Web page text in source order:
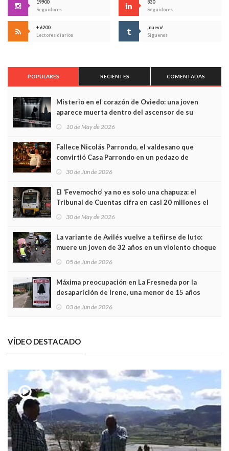
19900
Seguidores
830
Seguidores
+ 6200
Lectores diarios
¡nuevo!
Síguenos
POPULARES RECIENTES COMENTADAS
Misterio en el corazón de Oviedo: una joven
aparece muerta dentro del ascensor de su
edificio y las cámaras captan sus últimos minutos
10 de May de 2026
Fallece Nicolás Parrondo, el valdesano que
convirtió Casa Parrondo en un pedazo de
Asturias en Madrid
30 de Jun de 2026
El ‘Fevemocho’ ya no es solo una chapuza: el
Tribunal de Cuentas cifra en casi 20 millones el
sobrecoste de los trenes que no cabían por los
30 de May de 2026
La variante de Avilés vuelve a teñirse de luto:
muere un joven de 32 años en un violento choque
frontal
05 de Jun de 2026
Máxima preocupación en La Fresneda por la
desaparición de Irene, una menor de 15 años
03 de Jun de 2026
VÍDEO DESTACADO